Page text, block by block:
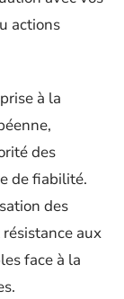
actions
à la
des
de fiabilité.
des
aux
face à la